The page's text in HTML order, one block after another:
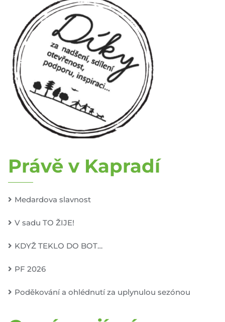
Právě v Kapradí
Medardova slavnost
V sadu TO ŽIJE!
KDYŽ TEKLO DO BOT…
PF 2026
Poděkování a ohlédnutí za uplynulou sezónou